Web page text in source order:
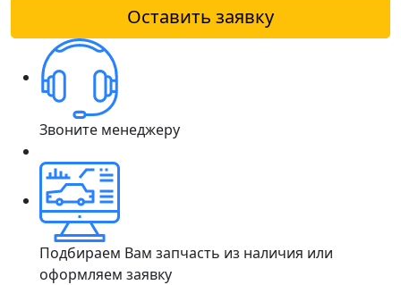
Оставить заявку
Звоните менеджеру
Подбираем Вам запчасть из наличия или
оформляем заявку